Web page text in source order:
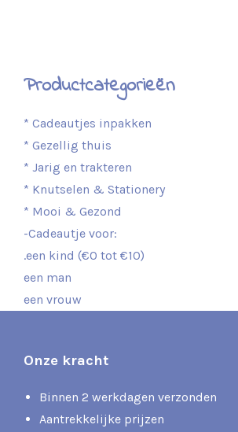
Productcategorieën
* Cadeautjes inpakken
* Gezellig thuis
* Jarig en trakteren
* Knutselen & Stationery
* Mooi & Gezond
-Cadeautje voor:
.een kind (€0 tot €10)
een man
een vrouw
Onze kracht
Binnen 2 werkdagen verzonden
Aantrekkelijke prijzen